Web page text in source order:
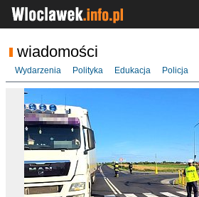
wiadomości
Wydarzenia Polityka Edukacja Policja